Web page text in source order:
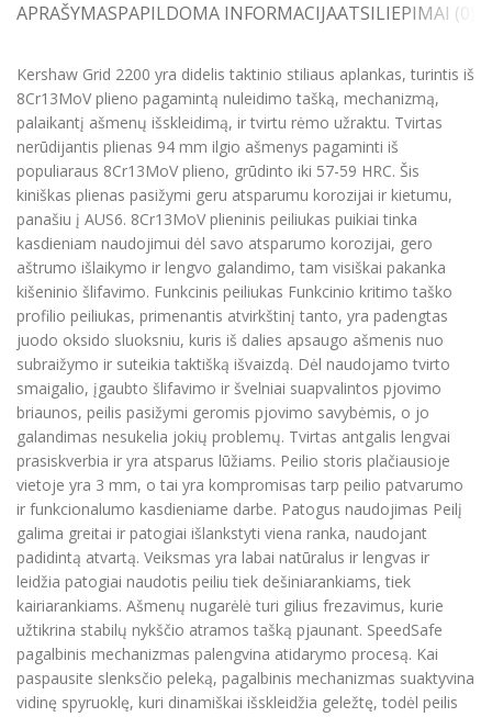
APRAŠYMASPAPILDOMA INFORMACIJAATSILIEPIMAI (0)
Kershaw Grid 2200 yra didelis taktinio stiliaus aplankas, turintis iš
8Cr13MoV plieno pagamintą nuleidimo tašką, mechanizmą,
palaikantį ašmenų išskleidimą, ir tvirtu rėmo užraktu. Tvirtas
nerūdijantis plienas 94 mm ilgio ašmenys pagaminti iš
populiaraus 8Cr13MoV plieno, grūdinto iki 57-59 HRC. Šis
kiniškas plienas pasižymi geru atsparumu korozijai ir kietumu,
panašiu į AUS6. 8Cr13MoV plieninis peiliukas puikiai tinka
kasdieniam naudojimui dėl savo atsparumo korozijai, gero
aštrumo išlaikymo ir lengvo galandimo, tam visiškai pakanka
kišeninio šlifavimo. Funkcinis peiliukas Funkcinio kritimo taško
profilio peiliukas, primenantis atvirkštinį tanto, yra padengtas
juodo oksido sluoksniu, kuris iš dalies apsaugo ašmenis nuo
subraižymo ir suteikia taktišką išvaizdą. Dėl naudojamo tvirto
smaigalio, įgaubto šlifavimo ir švelniai suapvalintos pjovimo
briaunos, peilis pasižymi geromis pjovimo savybėmis, o jo
galandimas nesukelia jokių problemų. Tvirtas antgalis lengvai
prasiskverbia ir yra atsparus lūžiams. Peilio storis plačiausioje
vietoje yra 3 mm, o tai yra kompromisas tarp peilio patvarumo
ir funkcionalumo kasdieniame darbe. Patogus naudojimas Peilį
galima greitai ir patogiai išlankstyti viena ranka, naudojant
padidintą atvartą. Veiksmas yra labai natūralus ir lengvas ir
leidžia patogiai naudotis peiliu tiek dešiniarankiams, tiek
kairiarankiams. Ašmenų nugarėlė turi gilius frezavimus, kurie
užtikrina stabilų nykščio atramos tašką pjaunant. SpeedSafe
pagalbinis mechanizmas palengvina atidarymo procesą. Kai
paspausite slenksčio peleką, pagalbinis mechanizmas suaktyvina
vidinę spyruoklę, kuri dinamiškai išskleidžia geležtę, todėl peilis